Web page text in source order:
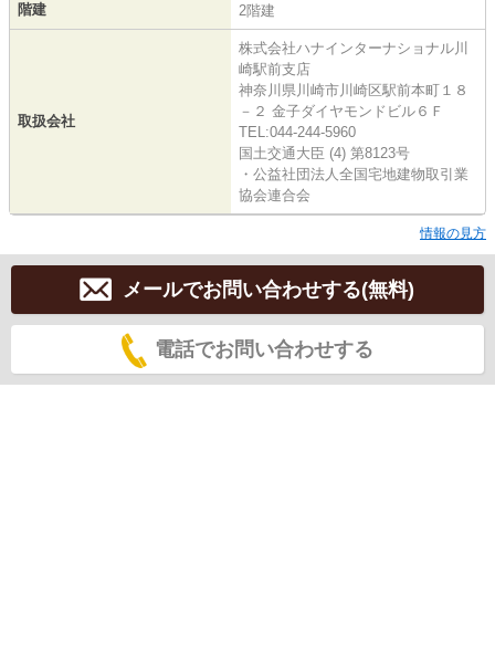
階建 2階建
取扱会社
株式会社ハナインターナショナル川
崎駅前支店
神奈川県川崎市川崎区駅前本町１８
－２ 金子ダイヤモンドビル６Ｆ
TEL:044-244-5960
国土交通大臣 (4) 第8123号
・公益社団法人全国宅地建物取引業
協会連合会
情報の見方
メールでお問い合わせする(無料)
電話でお問い合わせする